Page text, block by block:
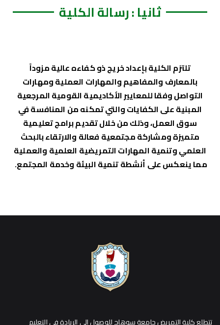
ثانيا : رسالة الكلية
تلتزم الكلية بإعداد خريج ذو كفاءه عالية مزوداً
بالمعارف والمفاهيم والمهارات العملية ومهارات
التواصل وفقا للمعايير الأكاديمية القومية المرجعية
المبنية على الكفايات والتي تمكنه من المنافسة في
سوق العمل، وذلك من خلال تقديم برامج تعليمية
متميزة ومشاركة مجتمعية فعالة والارتقاء بالبحث
العلمي وتنمية المهارات التمريضية العلمية والعملية
مما ينعكس على أنشطة تنمية البيئة وخدمة المجتمع.
تتطلع كلية التمريض جامعة سوهاج للوصول إلي الريادة في التعليم